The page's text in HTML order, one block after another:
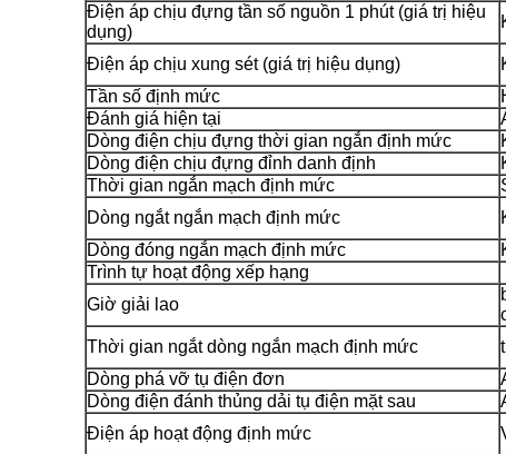
Điện áp chịu đựng tần số nguồn 1 phút (giá trị hiệu
dụng)
Điện áp chịu xung sét (giá trị hiệu dụng)
Tần số định mức
Đánh giá hiện tại
Dòng điện chịu đựng thời gian ngắn định mức
Dòng điện chịu đựng đỉnh danh định
Thời gian ngắn mạch định mức
Dòng ngắt ngắn mạch định mức
Dòng đóng ngắn mạch định mức
Trình tự hoạt động xếp hạng
Giờ giải lao
Thời gian ngắt dòng ngắn mạch định mức
Dòng phá vỡ tụ điện đơn
Dòng điện đánh thủng dải tụ điện mặt sau
Điện áp hoạt động định mức